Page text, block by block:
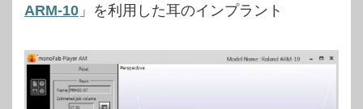
ARM-10 」を利用した耳のインプラント